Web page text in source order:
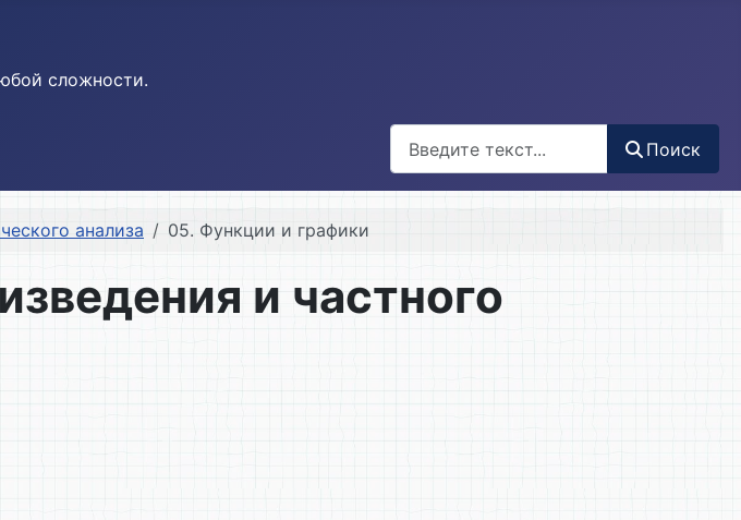
сложности.
Поиск
анализа 05. Функции и графики
и частного